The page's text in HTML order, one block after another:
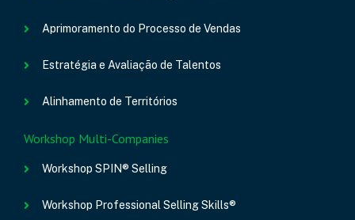
Aprimoramento do Processo de Vendas
Estratégia e Avaliação de Talentos
Alinhamento de Territórios
Workshop Multi-Companies
Workshop SPIN® Selling
Workshop Professional Selling Skills®